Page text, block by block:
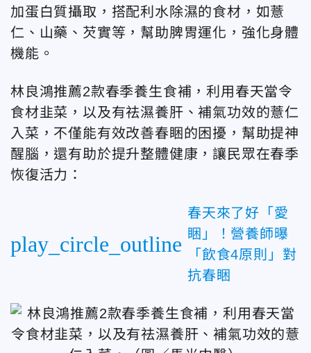
加蛋白質攝取，搭配利水除濕的食材，如薏
仁、山藥、芡實等，幫助脾胃運化，強化身體
機能。
林良鴻推薦2款春季養生食補，利用春天當令
食材韭菜，以及有祛濕養肝、補氣功效的薏仁
入菜，不僅能有效改善春睏的困擾，幫助提神
醒腦，還有助於提升整體健康，讓民眾在春季
恢復活力：
play_circle_outline
春天來了好「愛
睏」！營養師曝
「飲食4原則」對
抗春睏